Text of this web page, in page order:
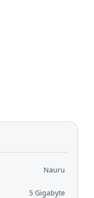
Nauru
5 Gigabyte